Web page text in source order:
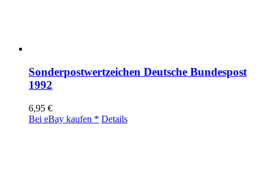
Sonderpostwertzeichen Deutsche Bundespost
1992
6,95 €
Bei eBay kaufen * Details